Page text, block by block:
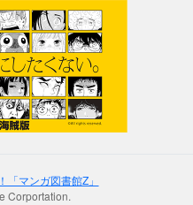
マンガ図書館Z」
Corportation.